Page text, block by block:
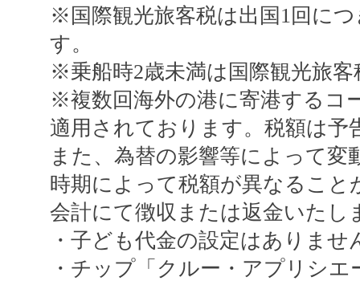
※国際観光旅客税は出国1回に
す。
※乗船時2歳未満は国際観光旅
※複数回海外の港に寄港するコ
適用されております。税額は
また、為替の影響等によって
時期によって税額が異なること
会計にて徴収または返金いたし
・子ども代金の設定はありませ
・チップ「クルー・アプリシ